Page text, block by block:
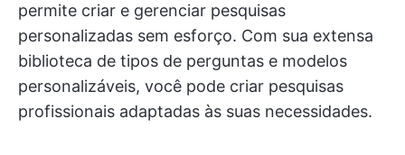
permite criar e gerenciar pesquisas
personalizadas sem esforço. Com sua extensa
biblioteca de tipos de perguntas e modelos
personalizáveis, você pode criar pesquisas
profissionais adaptadas às suas necessidades.